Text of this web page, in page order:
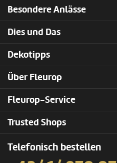
Besondere Anlässe
Dies und Das
Dekotipps
Über Fleurop
Fleurop-Service
Trusted Shops
Telefonisch bestellen